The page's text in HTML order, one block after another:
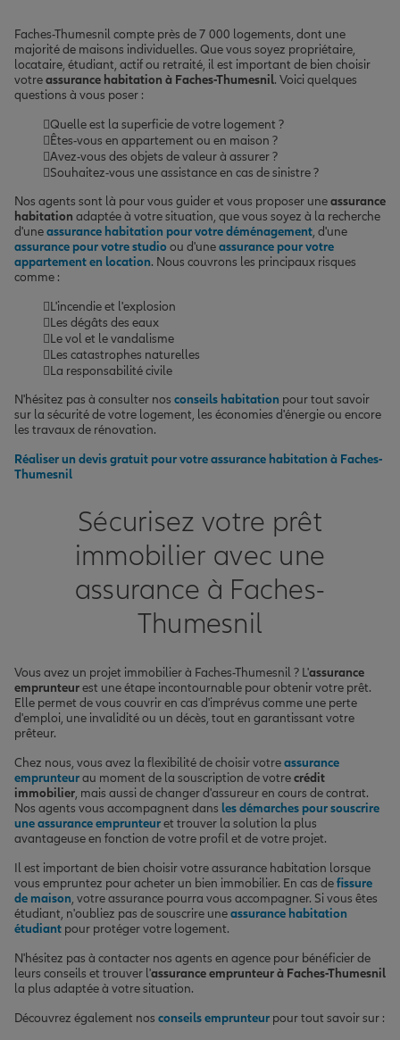
Faches-Thumesnil compte près de 7 000 logements, dont une
majorité de maisons individuelles. Que vous soyez propriétaire,
locataire, étudiant, actif ou retraité, il est important de bien choisir
votreassurance habitation à Faches-Thumesnil. Voici quelques
questions à vous poser :
Quelle est la superficie de votre logement ?
Êtes-vous en appartement ou en maison ?
Avez-vous des objets de valeur à assurer ?
Souhaitez-vous une assistance en cas de sinistre ?
Nos agents sont là pour vous guider et vous proposer uneassurance
habitation adaptée à votre situation, que vous soyez à la recherche
d'uneassurance habitation pour votre déménagement, d'une
assurance pour votre studioou d'uneassurance pour votre
appartement en location. Nous couvrons les principaux risques
comme :
L'incendie et l'explosion
Les dégâts des eaux
Le vol et le vandalisme
Les catastrophes naturelles
La responsabilité civile
N'hésitez pas à consulter nos conseils habitation pour tout savoir
sur la sécurité de votre logement, les économies d'énergie ou encore
les travaux de rénovation.
Réaliser un devis gratuit pour votre assurance habitation à Faches-
Thumesnil
Sécurisez votre prêt
immobilier avec une
assurance à Faches-
Thumesnil
Vous avez un projet immobilier à Faches-Thumesnil ? L'assurance
emprunteurest une étape incontournable pour obtenir votre prêt.
Elle permet de vous couvrir en cas d'imprévus comme une perte
d'emploi, une invalidité ou un décès, tout en garantissant votre
prêteur.
Chez nous, vous avez la flexibilité de choisir votreassurance
emprunteurau moment de la souscription de votrecrédit
immobilier, mais aussi de changer d'assureur en cours de contrat.
Nos agents vous accompagnent dans les démarches pour souscrire
une assurance emprunteuret trouver la solution la plus
avantageuse en fonction de votre profil et de votre projet.
Il est important de bien choisir votre assurance habitation lorsque
vous empruntez pour acheter un bien immobilier. En cas defissure
de maison, votre assurance pourra vous accompagner. Si vous êtes
étudiant, n'oubliez pas de souscrire uneassurance habitation
étudiant pour protéger votre logement.
N'hésitez pas à contacter nos agents en agence pour bénéficier de
leurs conseils et trouver l'assurance emprunteur à Faches-Thumesnil
la plus adaptée à votre situation.
Découvrez également nos conseils emprunteur pour tout savoir sur :